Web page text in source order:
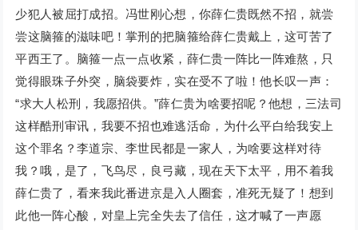
少犯人被屈打成招。冯世刚心想，你薛仁贵既然不招，就尝
尝这脑箍的滋味吧！掌刑的把脑箍给薛仁贵戴上，这可苦了
平西王了。脑箍一点一点收紧，薛仁贵一阵比一阵难熬，只
觉得眼珠子外突，脑袋要炸，实在受不了啦！他长叹一声：
“求大人松刑，我愿招供。”薛仁贵为啥要招呢？他想，三法司
这样酷刑审讯，我要不招也难逃活命，为什么平白给我安上
这个罪名？李道宗、李世民都是一家人，为啥要这样对待
我？哦，是了，飞鸟尽，良弓藏，现在天下太平，用不着我
薛仁贵了，看来我此番进京是入人圈套，准死无疑了！想到
此他一阵心酸，对皇上完全失去了信任，这才喊了一声愿